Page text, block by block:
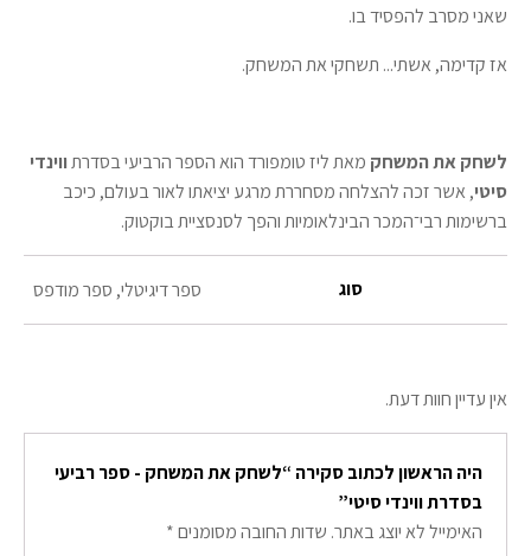
שאני מסרב להפסיד בו.
אז קדימה, אשתי... תשחקי את המשחק.
לשחק את המשחק מאת ליז טומפורד הוא הספר הרביעי בסדרתווינדי
סיטי, אשר זכה להצלחה מסחררת מרגע יציאתו לאור בעולם, כיכב
ברשימות רבי־המכר הבינלאומיות והפך לסנסציית בוקטוק.
סוג ספר דיגיטלי, ספר מודפס
אין עדיין חוות דעת.
היה הראשון לכתוב סקירה “לשחק את המשחק - ספר רביעי
בסדרת ווינדי סיטי”
האימייל לא יוצג באתר. שדות החובה מסומנים*